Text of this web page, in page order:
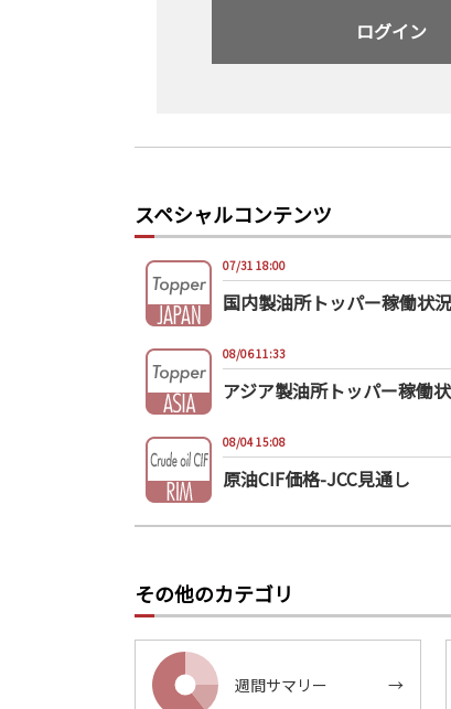
ログイン
スペシャルコンテンツ
07/31 18:00
国内製油所トッパー稼働状況
08/06 11:33
アジア製油所トッパー稼働
08/04 15:08
原油CIF価格-JCC見通し
その他のカテゴリ
週間サマリー →